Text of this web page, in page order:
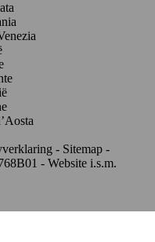
- Sitemap -
- Website i.s.m.